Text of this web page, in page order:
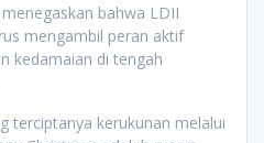
bahwa LDII
mengambil peran aktif
kedamaian di tengah
terciptanya kerukunan melalui